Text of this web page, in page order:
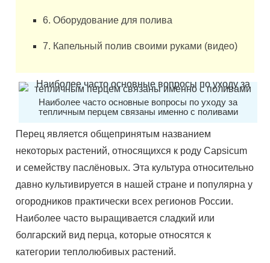
6. Оборудование для полива
7. Капельный полив своими руками (видео)
Наиболее часто основные вопросы по уходу за
тепличным перцем связаны именно с поливами
Перец является общепринятым названием
некоторых растений, относящихся к роду Capsicum
и семейству паслёновых. Эта культура относительно
давно культивируется в нашей стране и популярна у
огородников практически всех регионов России.
Наиболее часто выращивается сладкий или
болгарский вид перца, которые относятся к
категории теплолюбивых растений.